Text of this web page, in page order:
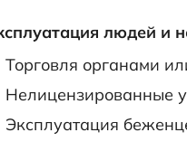
людей и
Торговля органами
Нелицензированные
Эксплуатация